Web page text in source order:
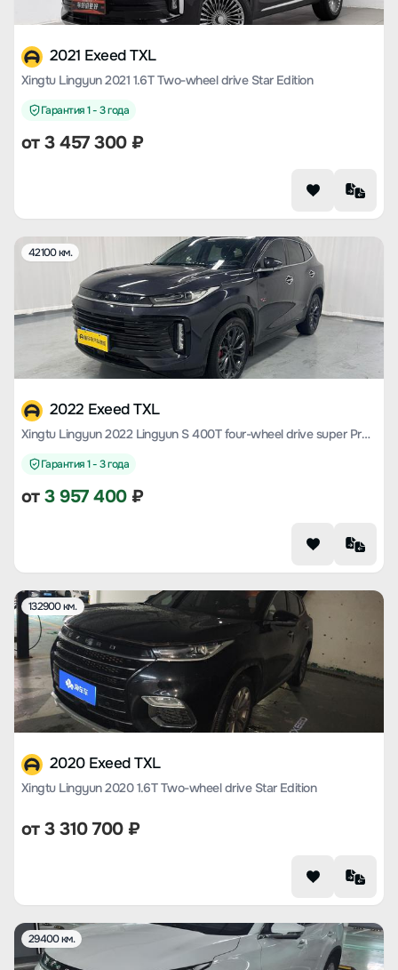
2021 Exeed TXL
Xingtu Lingyun 2021 1.6T Two-wheel drive Star Edition
Гарантия 1 - 3 года
от3 457 300₽
42100 км.
2022 Exeed TXL
Xingtu Lingyun 2022 Lingyun S 400T four-wheel drive super Pro Version
Гарантия 1 - 3 года
от3 957 400₽
132900 км.
2020 Exeed TXL
Xingtu Lingyun 2020 1.6T Two-wheel drive Star Edition
от3 310 700₽
29400 км.